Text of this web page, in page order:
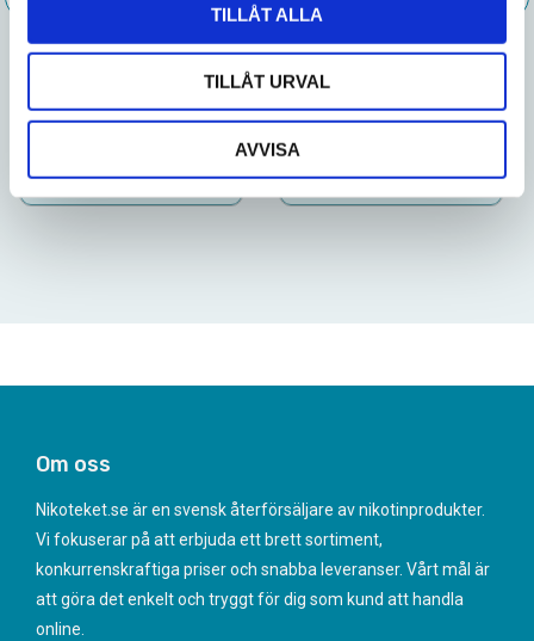
TILLÅT ALLA
TILLÅT URVAL
AVVISA
INFO
10-pack 475
KÖP
INFO
10-pack 479
KÖP
Om oss
Nikoteket.se är en svensk återförsäljare av nikotinprodukter.
Vi fokuserar på att erbjuda ett brett sortiment,
konkurrenskraftiga priser och snabba leveranser. Vårt mål är
att göra det enkelt och tryggt för dig som kund att handla
online.